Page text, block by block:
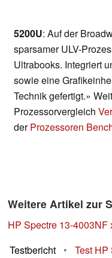
5200U: Auf der
sparsamer ULV-
Ultrabooks. Integriert
sowie eine
Technik gefertigt.»
Prozessorvergleich
derProzessoren
Weitere Artikel zur
HP Spectre 13-4003NF
Testbericht
•
Test